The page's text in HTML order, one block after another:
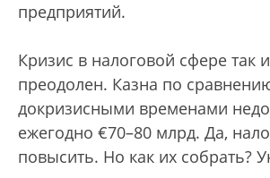
предприятий.
Кризис в налоговой сфере так
преодолен. Казна по
докризисными временами
ежегодно €70–80 млрд. Да,
повысить. Но как их собрать?